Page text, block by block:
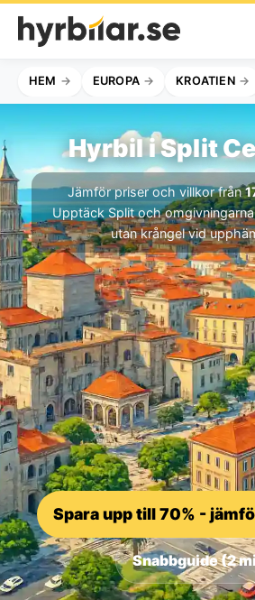
HEM EUROPA KROATIEN
Hyrbil i Split
Jämför priser och villkor från
Upptäck Split och
utan krångel vid
Spara upp till 70% -
Snabbguide (2